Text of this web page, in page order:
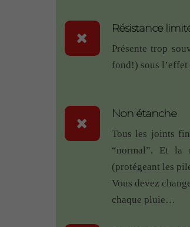
Audric– 1 juin 2018
Très satisfait autant
la sonnette sans
sur le produit, et je
J’avais un doute
mais finalement,
Donc un grand
Gérard RAYMOND
Livraison
Résistance
Présente trop
fond!) sous
Non étanche
Tous les joints
“normal”. Et la
(protégeant les
Vous devez
chaque pluie…